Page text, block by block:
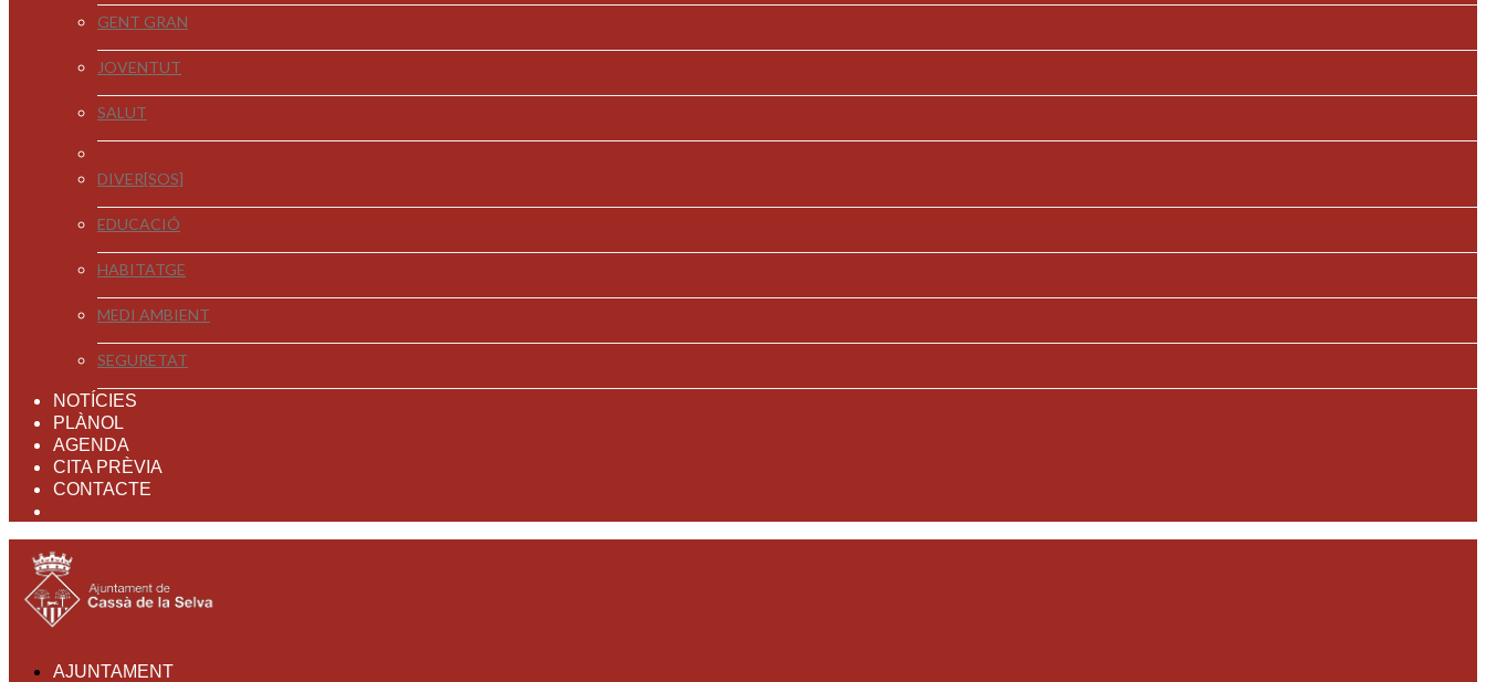
GENT GRAN
JOVENTUT
SALUT
DIVER[SOS]
EDUCACIÓ
HABITATGE
MEDI AMBIENT
SEGURETAT
NOTÍCIES
PLÀNOL
AGENDA
CITA PRÈVIA
CONTACTE
AJUNTAMENT